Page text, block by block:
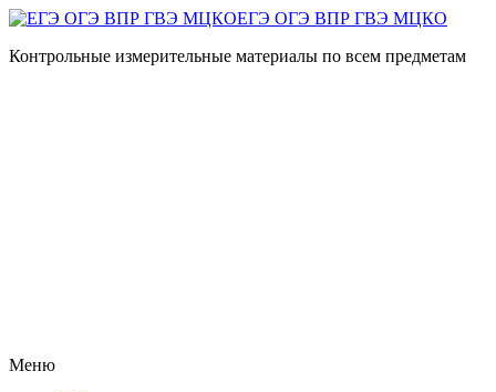
ЕГЭ ОГЭ ВПР ГВЭ МЦКО
Контрольные измерительные материалы по всем предметам
Меню